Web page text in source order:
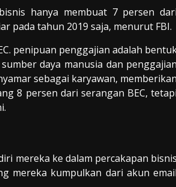
hanya membuat 7 persen dari
pada tahun 2019 saja, menurut FBI.
penipuan penggajian adalah
daya manusia dan penggajian
sebagai karyawan, memberikan
8 persen dari serangan BEC, tetapi
mereka ke dalam percakapan bisnis
mereka kumpulkan dari akun email